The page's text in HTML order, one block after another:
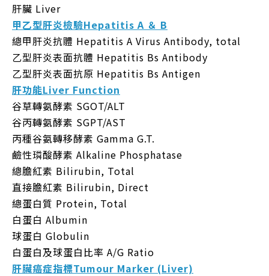
肝臟 Liver
甲乙型肝炎檢驗Hepatitis A ＆ B
總甲肝炎抗體 Hepatitis A Virus Antibody, total
乙型肝炎表面抗體 Hepatitis Bs Antibody
乙型肝炎表面抗原 Hepatitis Bs Antigen
肝功能Liver Function
谷草轉氨酵素 SGOT/ALT
谷丙轉氨酵素 SGPT/AST
丙種谷氨轉移酵素 Gamma G.T.
鹼性璘酸酵素 Alkaline Phosphatase
總膽紅素 Bilirubin, Total
直接膽紅素 Bilirubin, Direct
總蛋白質 Protein, Total
白蛋白 Albumin
球蛋白 Globulin
白蛋白及球蛋白比率 A/G Ratio
肝臟癌症指標Tumour Marker (Liver)